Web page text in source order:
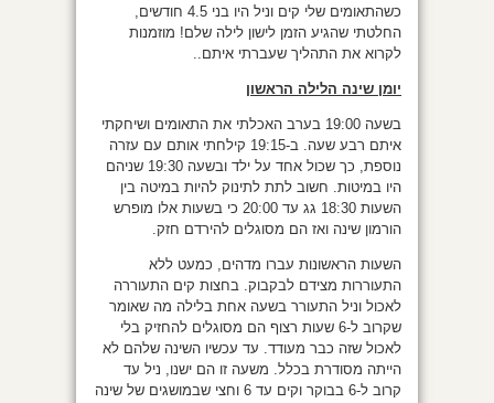
כשהתאומים שלי קים וניל היו בני 4.5 חודשים,
החלטתי שהגיע הזמן לישון לילה שלם! מוזמנות
לקרוא את התהליך שעברתי איתם..
יומן שינה הלילה הראשון
בשעה 19:00 בערב האכלתי את התאומים ושיחקתי
איתם רבע שעה. ב-19:15 קילחתי אותם עם עזרה
נוספת, כך שכול אחד על ילד ובשעה 19:30 שניהם
היו במיטות. חשוב לתת לתינוק להיות במיטה בין
השעות 18:30 גג עד 20:00 כי בשעות אלו מופרש
הורמון שינה ואז הם מסוגלים להירדם חזק.
השעות הראשונות עברו מדהים, כמעט ללא
התעוררות מצידם לבקבוק. בחצות קים התעוררה
לאכול וניל התעורר בשעה אחת בלילה מה שאומר
שקרוב ל-6 שעות רצוף הם מסוגלים להחזיק בלי
לאכול שזה כבר מעודד. עד עכשיו השינה שלהם לא
הייתה מסודרת בכלל. משעה זו הם ישנו, ניל עד
קרוב ל-6 בבוקר וקים עד 6 וחצי שבמושגים של שינה